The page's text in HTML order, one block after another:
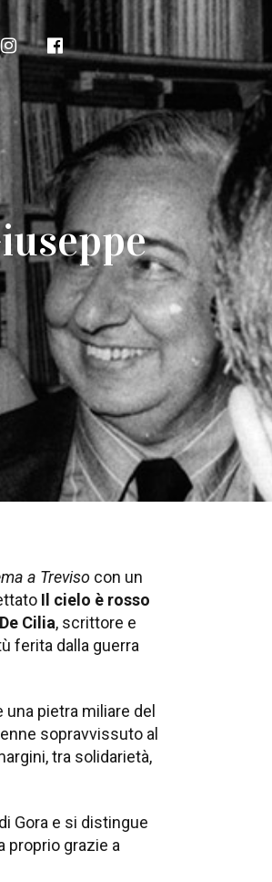
a Treviso con un
Il cielo è rosso
Cilia, scrittore e
ferita dalla guerra
una pietra miliare del
sopravvissuto al
tra solidarietà,
Gora e si distingue
proprio grazie a